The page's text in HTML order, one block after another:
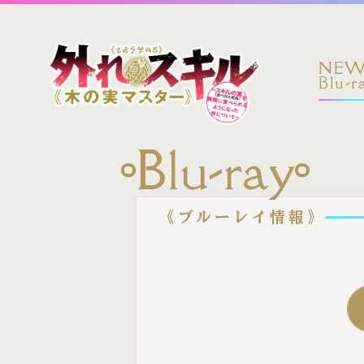
Blu-
Blu-ray
《 ブルーレイ情報 》